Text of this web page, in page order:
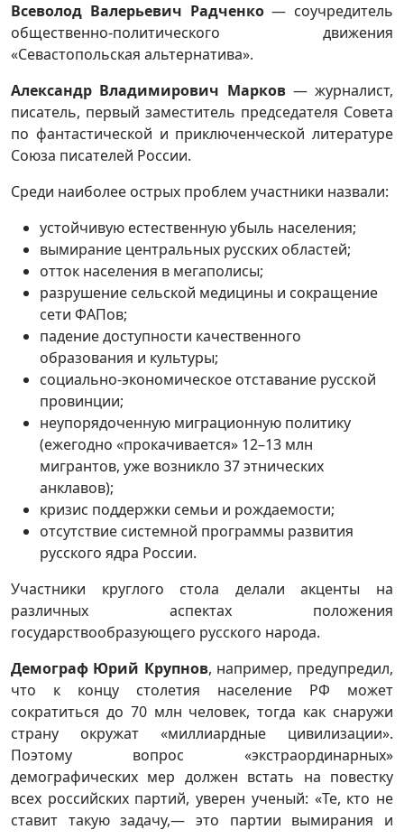
Всеволод Валерьевич Радченко— соучредитель
общественно-политического движения
«Севастопольская альтернатива».
Александр Владимирович Марков— журналист,
писатель, первый заместитель председателя Совета
по фантастической и приключенческой литературе
Союза писателей России.
Среди наиболее острых проблем участники назвали:
устойчивую естественную убыль населения;
вымирание центральных русских областей;
отток населения в мегаполисы;
разрушение сельской медицины и сокращение
сети ФАПов;
падение доступности качественного
образования и культуры;
социально-экономическое отставание русской
провинции;
неупорядоченную миграционную политику
(ежегодно «прокачивается» 12–13 млн
мигрантов, уже возникло 37 этнических
анклавов);
кризис поддержки семьи и рождаемости;
отсутствие системной программы развития
русского ядра России.
Участники круглого стола делали акценты на
различных аспектах положения
государствообразующего русского народа.
Демограф Юрий Крупнов, например, предупредил,
что к концу столетия население РФ может
сократиться до 70 млн человек, тогда как снаружи
страну окружат «миллиардные цивилизации».
Поэтому вопрос «экстраординарных»
демографических мер должен встать на повестку
всех российских партий, уверен ученый: «Те, кто не
ставит такую задачу,— это партии вымирания и